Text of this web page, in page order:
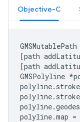
Objective-C
GMSMutablePath
[path
[path
GMSPolyline *
polyline.
polyline.
polyline.
polyline.map =